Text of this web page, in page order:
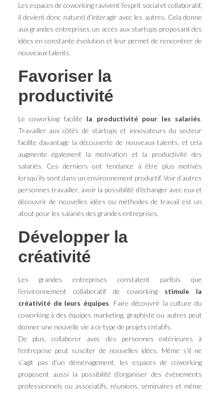
Les espaces de coworking ravivent l’esprit social et collaboratif,
il devient donc naturel d’interagir avec les autres. Cela donne
aux grandes entreprises un accès aux startups proposant des
idées en constante évolution et leur permet de rencontrer de
nouveaux talents.
Favoriser la
productivité
Le coworking facilite la productivité pour les salariés.
Travailler aux côtés de startups et innovateurs du secteur
facilite davantage la découverte de nouveaux talents, et cela
augmente également la motivation et la productivité des
salariés. Ces derniers ont tendance à être plus motivés
lorsqu’ils sont dans un environnement productif. Voir d’autres
personnes travailler, avoir la possibilité d’échanger avec eux et
découvrir de nouvelles idées ou méthodes de travail est un
atout pour les salariés des grandes entreprises.
Développer la
créativité
Les grandes entreprises constatent parfois que
l’environnement collaboratif de coworking stimule la
créativité de leurs équipes. Faire découvrir la culture du
coworking à des équipes marketing, graphiste ou autres peut
donner une nouvelle vie à ce type de projets créatifs.
De plus, collaborer avec des personnes extérieures à
l’entreprise peut susciter de nouvelles idées. Même s’il ne
s’agit pas d’un déménagement, les espaces de coworking
proposent aussi la possibilité d’organiser des événements
professionnels ou associatifs, réunions, séminaires et même